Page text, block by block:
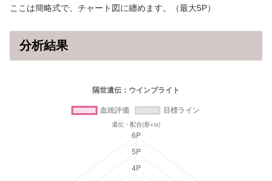
ここは簡略式で、チャート図に纏めます。（最大5P）
分析結果